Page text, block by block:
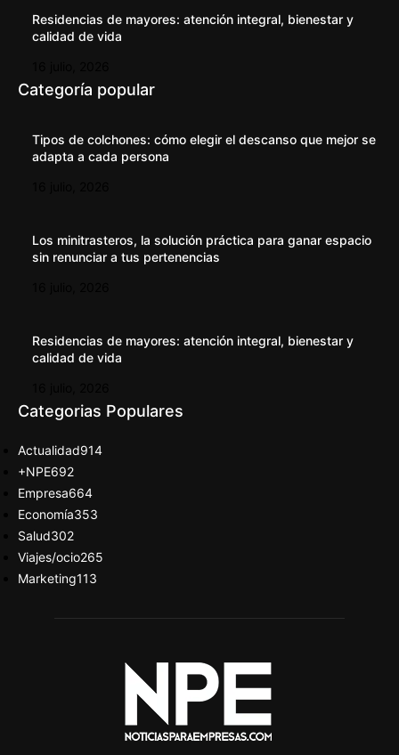
Residencias de mayores: atención integral, bienestar y
calidad de vida
Categoría popular
Tipos de colchones: cómo elegir el descanso que mejor se
adapta a cada persona
Los minitrasteros, la solución práctica para ganar espacio
sin renunciar a tus pertenencias
Residencias de mayores: atención integral, bienestar y
calidad de vida
Categorias Populares
Actualidad914
+NPE692
Empresa664
Economía353
Salud302
Viajes/ocio265
Marketing113